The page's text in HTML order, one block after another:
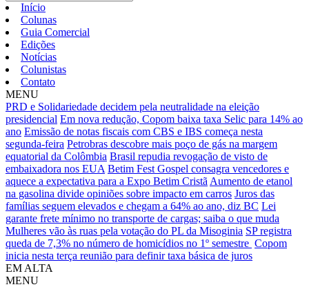
Início
Colunas
Guia Comercial
Edições
Notícias
Colunistas
Contato
MENU
PRD e Solidariedade decidem pela neutralidade na eleição
presidencial Em nova redução, Copom baixa taxa Selic para 14% ao
ano Emissão de notas fiscais com CBS e IBS começa nesta
segunda-feira Petrobras descobre mais poço de gás na margem
equatorial da Colômbia Brasil repudia revogação de visto de
embaixadora nos EUA Betim Fest Gospel consagra vencedores e
aquece a expectativa para a Expo Betim Cristã Aumento de etanol
na gasolina divide opiniões sobre impacto em carros Juros das
famílias seguem elevados e chegam a 64% ao ano, diz BC Lei
garante frete mínimo no transporte de cargas; saiba o que muda
Mulheres vão às ruas pela votação do PL da Misoginia SP registra
queda de 7,3% no número de homicídios no 1º semestre Copom
inicia nesta terça reunião para definir taxa básica de juros
EM ALTA
MENU